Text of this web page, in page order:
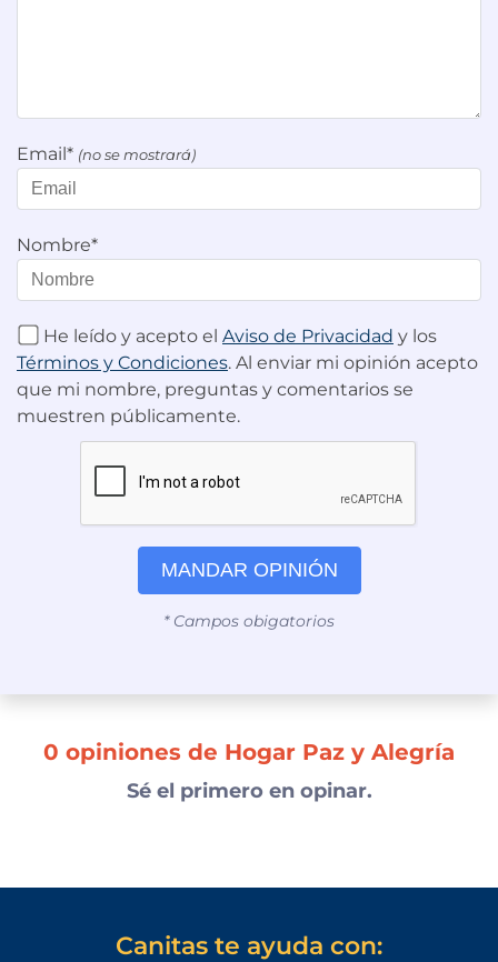
Email* (no se mostrará)
Nombre*
He leído y acepto el Aviso de Privacidad y los
Términos y Condiciones. Al enviar mi opinión acepto
que mi nombre, preguntas y comentarios se
muestren públicamente.
MANDAR OPINIÓN
* Campos obigatorios
0 opiniones de Hogar Paz y Alegría
Sé el primero en opinar.
Canitas te ayuda con: